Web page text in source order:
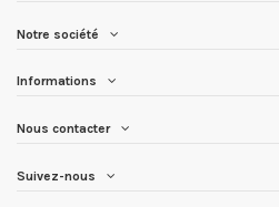
Notre société
Informations
Nous contacter
Suivez-nous